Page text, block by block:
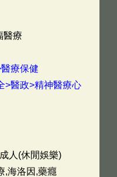
醫療
療保健
>醫政>精神醫療心
人(休閒娛樂)
,海洛因,藥癮